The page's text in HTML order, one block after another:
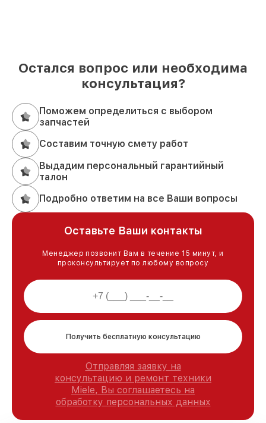
Остался вопрос или необходима
консультация?
Поможем определиться с выбором
запчастей
Составим точную смету работ
Выдадим персональный гарантийный
талон
Подробно ответим на все Ваши вопросы
Оставьте Ваши контакты
Менеджер позвонит Вам в течение 15 минут, и
проконсультирует по любому вопросу
Получить бесплатную консультацию
Отправляя заявку на
консультацию и ремонт техники
Miele, Вы соглашаетесь на
обработку персональных данных